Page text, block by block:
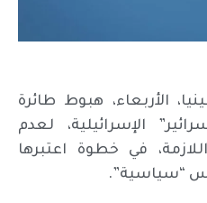
الأربعاء، هبوط طائرة
الإسرائيلية، لعدم
في خطوة اعتبرها
“سياسية”.